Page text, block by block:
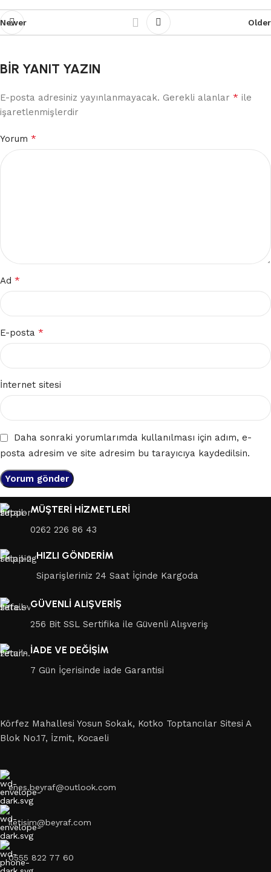
Newer Older
BIR YANIT YAZIN
E-posta adresiniz yayınlanmayacak. Gerekli alanlar * ile
işaretlenmişlerdir
Yorum *
Ad *
E-posta *
İnternet sitesi
Daha sonraki yorumlarımda kullanılması için adım, e-
posta adresim ve site adresim bu tarayıcıya kaydedilsin.
MÜŞTERİ HİZMETLERİ
0262 226 86 43
HIZLI GÖNDERİM
Siparişleriniz 24 Saat İçinde Kargoda
GÜVENLİ ALIŞVERİŞ
256 Bit SSL Sertifika ile Güvenli Alışveriş
İADE VE DEĞİŞİM
7 Gün İçerisinde iade Garantisi
Körfez Mahallesi Yosun Sokak, Kotko Toptancılar Sitesi A
Blok No.17, İzmit, Kocaeli
enes.beyraf@outlook.com
iletisim@beyraf.com
0555 822 77 60